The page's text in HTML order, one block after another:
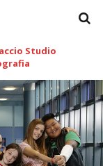
Studio